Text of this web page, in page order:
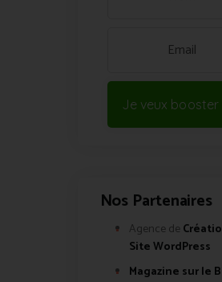
Je veux booster
Nos Partenaires
Agence de
Site WordPress
Magazine sur le